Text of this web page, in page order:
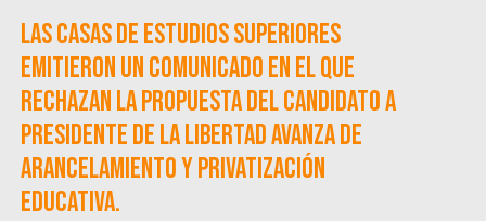
Las casas de estudios superiores
emitieron un comunicado en el que
rechazan la propuesta del candidato a
presidente de La Libertad Avanza de
arancelamiento y privatización
educativa.